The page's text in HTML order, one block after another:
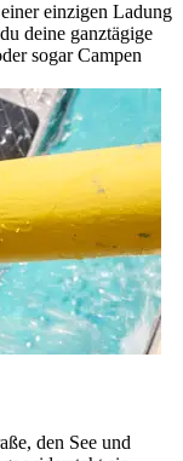
einzigen Ladung
deine ganztägige
sogar Campen
den See und